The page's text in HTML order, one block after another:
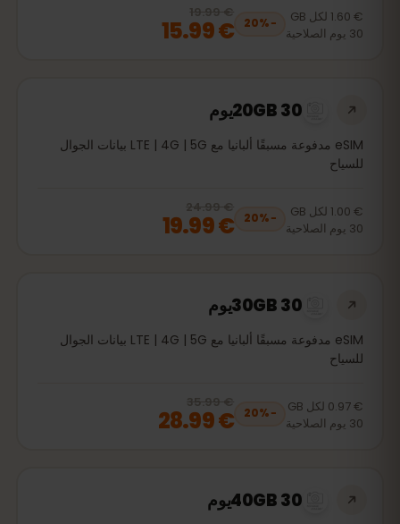
€ 1.60 لكل GB
30 يوم الصلاحية
−
20%
20% off, was
€ 15.99 € 19.99
€ 15.99
20GB 30يوم
eSIM مدفوعة مسبقًا ألبانيا مع LTE | 4G | 5G بيانات الجوال
للسياح
€ 1.00 لكل GB
30 يوم الصلاحية
−
20%
20% off, was
€ 19.99 € 24.99
€ 19.99
30GB 30يوم
eSIM مدفوعة مسبقًا ألبانيا مع LTE | 4G | 5G بيانات الجوال
للسياح
€ 0.97 لكل GB
30 يوم الصلاحية
−
20%
20% off, was
€ 28.99 € 35.99
€ 28.99
40GB 30يوم